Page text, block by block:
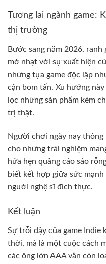
Tương lai ngành game:
thị trường
Bước sang năm 2026,
mờ nhạt với sự xuất hiện
những tựa game độc lập
cận bom tấn. Xu hướng
lọc những sản phẩm kém
trị thật.
Người chơi ngày nay
cho những trải nghiệm
hứa hẹn quảng cáo sáo
biết kết hợp giữa sức
người nghệ sĩ đích thực.
Kết luận
Sự trỗi dậy của game Indie
thời, mà là một cuộc cách
các ông lớn AAA vẫn còn